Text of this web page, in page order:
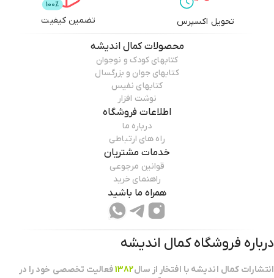
تحویل اکسپرس تضمین کیفیت
محصولاتکمال اندیشه
کتابهای کودک و نوجوان
کتابهای جوان و بزرگسال
کتابهای نفیس
نوشت افزار
اطلاعات فروشگاه
درباره ما
راه های ارتباطی
خدمات مشتریان
قوانین مرجوعی
راهنمای خرید
همراه ما باشید
درباره فروشگاهکمال اندیشه
انتشارات كمال انديشه با افتخار از سال1382فعاليت تخصصي خود را در